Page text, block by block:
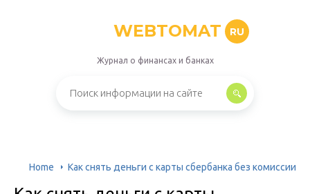
WEBTOMAT RU
Журнал о финансах и банках
Home Как снять деньги с карты сбербанка без комиссии